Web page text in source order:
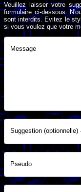
Veuillez laisser votre
formulaire ci-dessous.
sont interdits. Evitez le
si vous voulez que votre
Message
Suggestion
Pseudo